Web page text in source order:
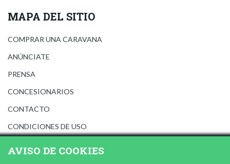
MAPA DEL SITIO
COMPRAR UNA CARAVANA
ANÚNCIATE
PRENSA
CONCESIONARIOS
CONTACTO
CONDICIONES DE USO
AVISO DE COOKIES